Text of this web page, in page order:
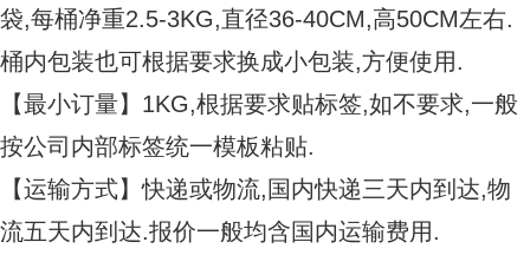
袋,每桶净重2.5-3KG,直径36-40CM,高50CM左右.
桶内包装也可根据要求换成小包装,方便使用.
【最小订量】1KG,根据要求贴标签,如不要求,一般
按公司内部标签统一模板粘贴.
【运输方式】快递或物流,国内快递三天内到达,物
流五天内到达.报价一般均含国内运输费用.